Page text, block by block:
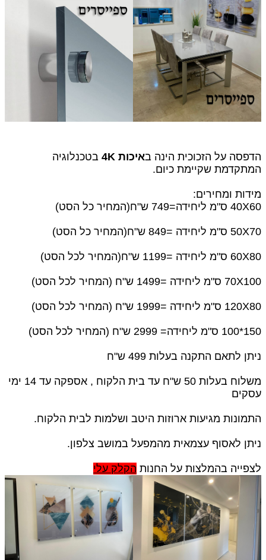
הדפסה על הזכוכית הינה באיכות 4K
בטכנלוגיה
המתקדמת שקיימת כיום.
מידות ומחירים:
40X60 ס"מ ליחידה=749 ש"ח
(המחיר כל הסט)
50X70 ס"מ ליחידה =849 ש"ח(המחיר כל הסט)
60X80 ס"מ ליחידה =1199 ש"ח(המחיר לכל הסט)
70X100 ס"מ ליחידה =1499 ש"ח (המחיר לכל הסט)
120X80 ס"מ ליחידה =1999 ש"ח (המחיר לכל הסט)
150*100 ס"מ ליחידה= 2999 ש"ח (המחיר לכל הסט)
ניתן לתאם התקנה בעלות 499 ש"ח
משלוח בעלות 50 ש"ח עד בית הלקוח , אספקה עד 14 ימי
עסקים
התמונות מגיעות ארוזות היטב ושלמות לבית הלקוח.
ניתן לאסוף עצמאית מהמפעל במושב צלפון.
לצפייה בהמלצות על החנות הקלק עלי